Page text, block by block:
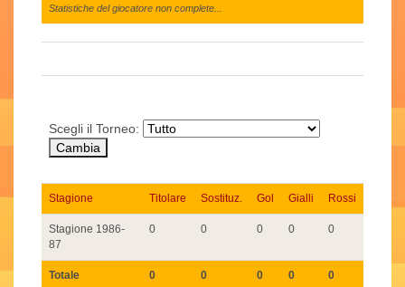
Statistiche del giocatore non complete...
Scegli il Torneo:
Stagione Titolare Sostituz. Gol Gialli Rossi
Stagione 1986-
87
0 0 0 0 0
Totale 0 0 0 0 0